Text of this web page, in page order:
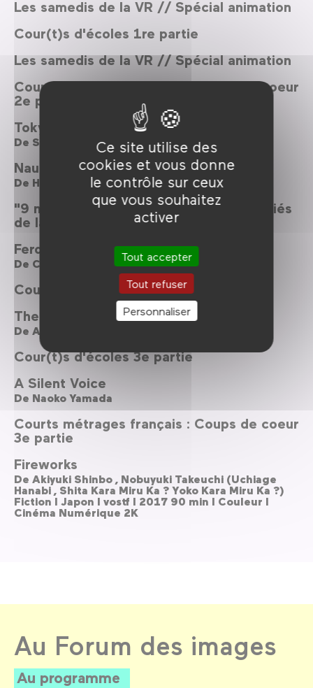
Ce site utilise des
cookies et vous donne
le contrôle sur ceux
que vous souhaitez
activer
Tout accepter
Tout refuser
Personnaliser
Les samedis de la VR // Spécial animation
Cour(t)s d'écoles 1re partie
Les samedis de la VR // Spécial animation
Courts métrages français : Coups de coeur
2e partie
Tokyo Godfathers
De Satoshi Kon
Nausicaä de la vallée du vent
De Hayao Miyazaki
"9 mois après J.-C.A." suivi de "Les Mariés
de la tour Eiffel"
Ferdinand
De Carlos Saldanha
Cour(t)s d'écoles 4e partie
The Man Who Knew 75 Langages
De Anne Magnussen ,
Cour(t)s d'écoles 3e partie
A Silent Voice
De Naoko Yamada
Courts métrages français : Coups de coeur
3e partie
Fireworks
De Akiyuki Shinbo , Nobuyuki Takeuchi (Uchiage
Hanabi , Shita Kara Miru Ka ? Yoko Kara Miru Ka ?)
Fiction l Japon l vostf l 2017 90 min l Couleur l
Cinéma Numérique 2K
Au Forum des images
Au programme